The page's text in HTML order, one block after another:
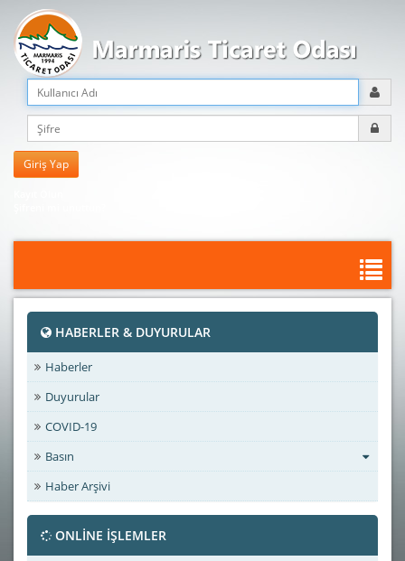
HABERLER & DUYURULAR
Haberler
Duyurular
COVID-19
Basın
Haber Arşivi
ONLİNE İŞLEMLER